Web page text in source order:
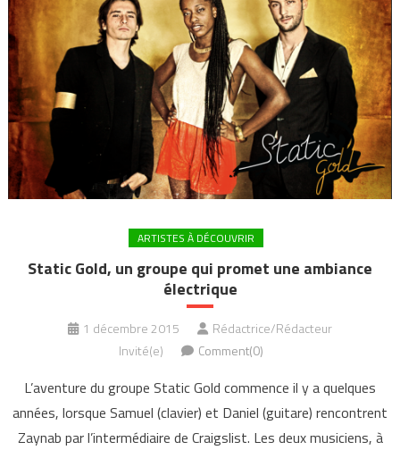
ARTISTES À DÉCOUVRIR
Static Gold, un groupe qui promet une ambiance
électrique
1 décembre 2015
Rédactrice/Rédacteur
Invité(e)
Comment(0)
L’aventure du groupe Static Gold commence il y a quelques
années, lorsque Samuel (clavier) et Daniel (guitare) rencontrent
Zaynab par l’intermédiaire de Craigslist. Les deux musiciens, à